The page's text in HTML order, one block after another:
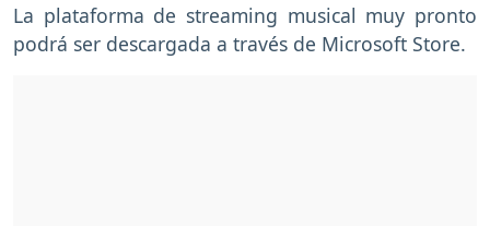
La plataforma de streaming musical muy pronto
podrá ser descargada a través de Microsoft Store.